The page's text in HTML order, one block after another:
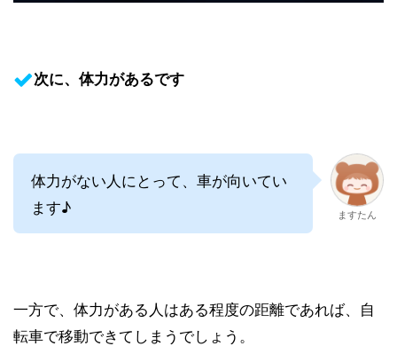
次に、体力があるです
体力がない人にとって、車が向いてい
ます♪
ますたん
一方で、体力がある人はある程度の距離であれば、自
転車で移動できてしまうでしょう。